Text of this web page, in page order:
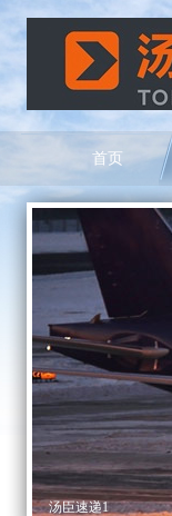
首页
汤臣速递2